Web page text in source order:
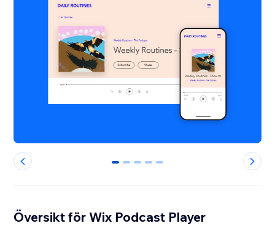
0 1 2 3 4
Översikt för Wix Podcast Player